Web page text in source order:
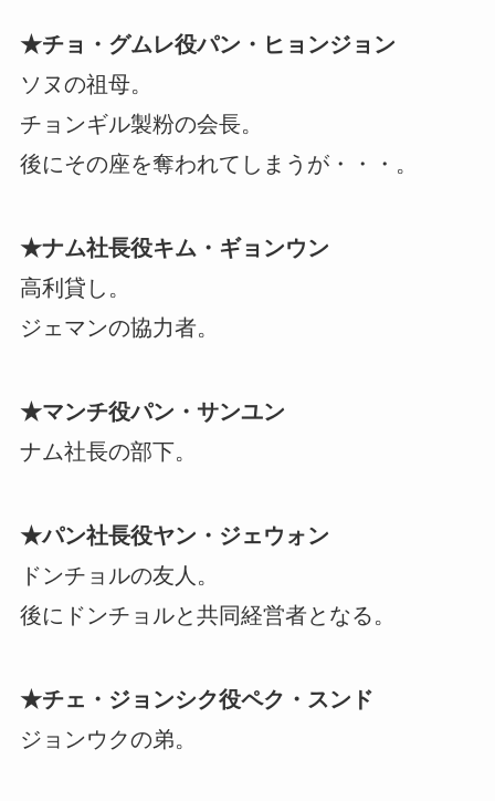
★チョ・グムレ役パン・ヒョンジョン
ソヌの祖母。
チョンギル製粉の会長。
後にその座を奪われてしまうが・・・。
★ナム社長役キム・ギョンウン
高利貸し。
ジェマンの協力者。
★マンチ役パン・サンユン
ナム社長の部下。
★パン社長役ヤン・ジェウォン
ドンチョルの友人。
後にドンチョルと共同経営者となる。
★チェ・ジョンシク役ペク・スンド
ジョンウクの弟。